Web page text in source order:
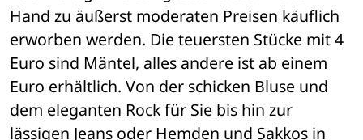
Hand zu äußerst moderaten Preisen käuflich
erworben werden. Die teuersten Stücke mit 4
Euro sind Mäntel, alles andere ist ab einem
Euro erhältlich. Von der schicken Bluse und
dem eleganten Rock für Sie bis hin zur
lässigen Jeans oder Hemden und Sakkos in